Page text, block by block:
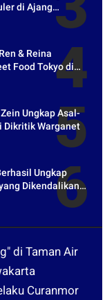
di Ajang
& Reina
Food Tokyo di
Ungkap Asal-
Dikritik Warganet
Ungkap
Dikendalikan
di Taman Air
Curanmor